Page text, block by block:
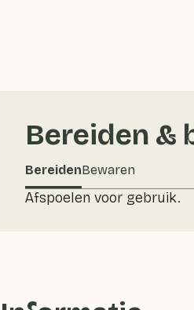
Bereiden &
BereidenBewaren
Afspoelen voor gebruik.